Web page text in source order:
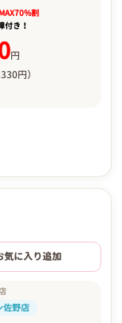
割
付き！
円
円）
気に入り追加
佐野店